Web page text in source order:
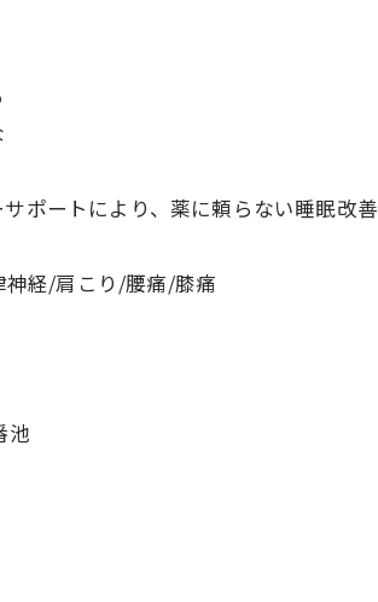
ポートにより、薬に頼らない睡眠改
経/肩こり/腰痛/膝痛
池